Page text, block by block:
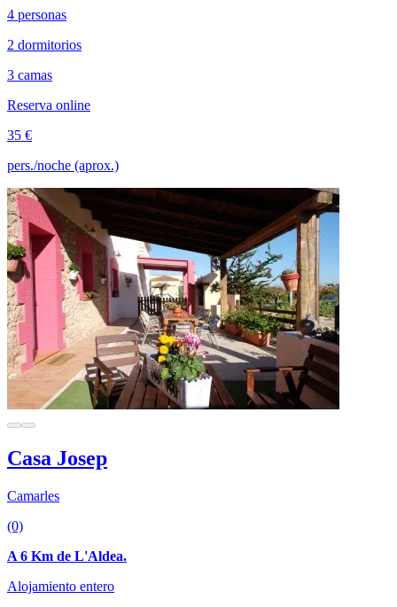
4 personas
2 dormitorios
3 camas
Reserva online
35 €
pers./noche (aprox.)
Casa Josep
Camarles
(0)
A 6 Km de L'Aldea.
Alojamiento entero